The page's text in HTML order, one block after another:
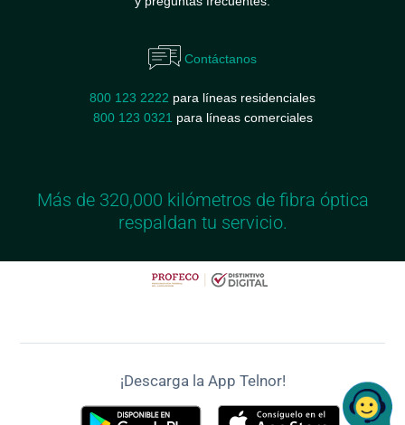
Contáctanos
800 123 2222 para líneas residenciales
800 123 0321 para líneas comerciales
Más de 320,000 kilómetros de fibra óptica
respaldan tu servicio.
¡Descarga la App Telnor!